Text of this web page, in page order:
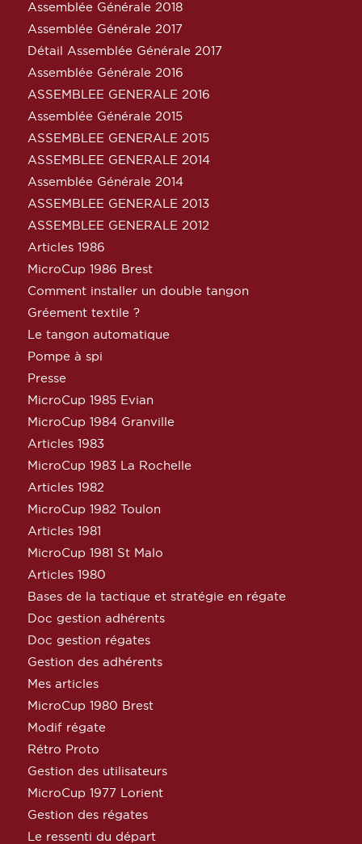
Assemblée Générale 2018
Assemblée Générale 2017
Détail Assemblée Générale 2017
Assemblée Générale 2016
ASSEMBLEE GENERALE 2016
Assemblée Générale 2015
ASSEMBLEE GENERALE 2015
ASSEMBLEE GENERALE 2014
Assemblée Générale 2014
ASSEMBLEE GENERALE 2013
ASSEMBLEE GENERALE 2012
Articles 1986
MicroCup 1986 Brest
Comment installer un double tangon
Gréement textile ?
Le tangon automatique
Pompe à spi
Presse
MicroCup 1985 Evian
MicroCup 1984 Granville
Articles 1983
MicroCup 1983 La Rochelle
Articles 1982
MicroCup 1982 Toulon
Articles 1981
MicroCup 1981 St Malo
Articles 1980
Bases de la tactique et stratégie en régate
Doc gestion adhérents
Doc gestion régates
Gestion des adhérents
Mes articles
MicroCup 1980 Brest
Modif régate
Rétro Proto
Gestion des utilisateurs
MicroCup 1977 Lorient
Gestion des régates
Le ressenti du départ